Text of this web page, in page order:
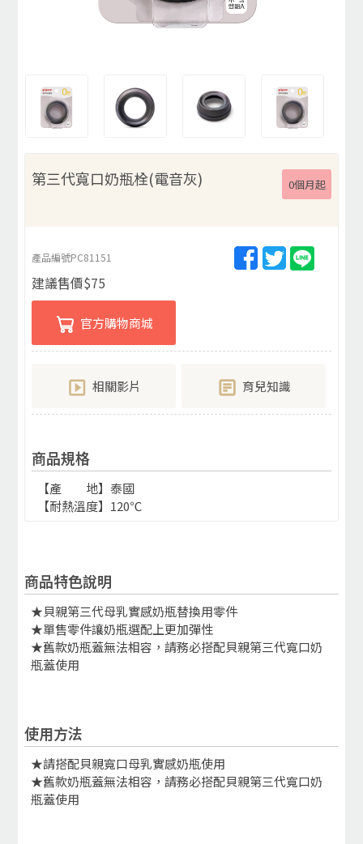
第三代寬口奶瓶栓(電音灰) 0個月起
產品編號PC81151
建議售價$75
官方購物商城
相關影片 育兒知識
商品規格
【產 地】泰國
【耐熱溫度】120℃
商品特色說明
★貝親第三代母乳實感奶瓶替換用零件
★單售零件讓奶瓶選配上更加彈性
★舊款奶瓶蓋無法相容，請務必搭配貝親第三代寬口奶
瓶蓋使用
使用方法
★請搭配貝親寬口母乳實感奶瓶使用
★舊款奶瓶蓋無法相容，請務必搭配貝親第三代寬口奶
瓶蓋使用